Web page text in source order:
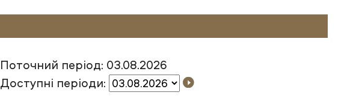
Поточний період: 03.08.2026
Доступні періоди: